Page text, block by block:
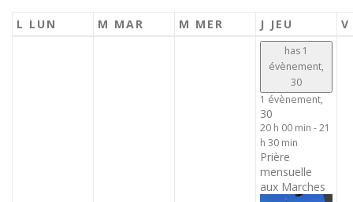
L LUN M MAR M MER J JEU
has 1
évènement,
30
1 évènement,
30
20 h 00 min -21
h 30 min
Prière
mensuelle
aux Marches